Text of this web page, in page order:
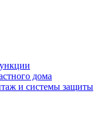
дома
и системы защиты